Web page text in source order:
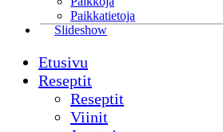
Paikkatietoja
Slideshow
Etusivu
Reseptit
Reseptit
Viinit